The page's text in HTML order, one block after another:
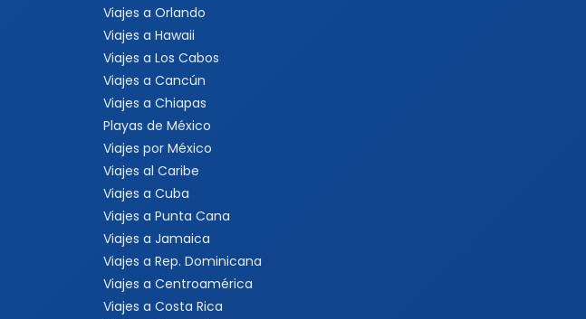
Viajes a Orlando
Viajes a Hawaii
Viajes a Los Cabos
Viajes a Cancún
Viajes a Chiapas
Playas de México
Viajes por México
Viajes al Caribe
Viajes a Cuba
Viajes a Punta Cana
Viajes a Jamaica
Viajes a Rep. Dominicana
Viajes a Centroamérica
Viajes a Costa Rica